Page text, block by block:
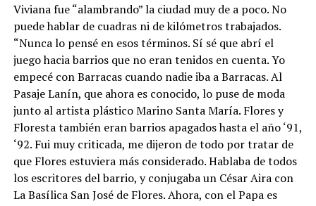
Viviana fue “alambrando” la ciudad muy de a poco. No
puede hablar de cuadras ni de kilómetros trabajados.
“Nunca lo pensé en esos términos. Sí sé que abrí el
juego hacia barrios que no eran tenidos en cuenta. Yo
empecé con Barracas cuando nadie iba a Barracas. Al
Pasaje Lanín, que ahora es conocido, lo puse de moda
junto al artista plástico Marino Santa María. Flores y
Floresta también eran barrios apagados hasta el año ‘91,
‘92. Fui muy criticada, me dijeron de todo por tratar de
que Flores estuviera más considerado. Hablaba de todos
los escritores del barrio, y conjugaba un César Aira con
La Basílica San José de Flores. Ahora, con el Papa es